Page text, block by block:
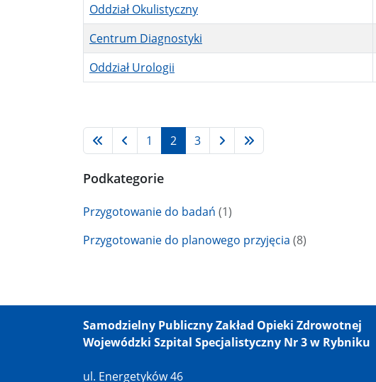
Oddział Okulistyczny
Centrum Diagnostyki
Oddział Urologii
1 2 3
Podkategorie
Przygotowanie do badań (1)
Przygotowanie do planowego przyjęcia (8)
Samodzielny Publiczny Zakład Opieki Zdrowotnej
Wojewódzki Szpital Specjalistyczny Nr 3 w Rybniku
ul. Energetyków 46